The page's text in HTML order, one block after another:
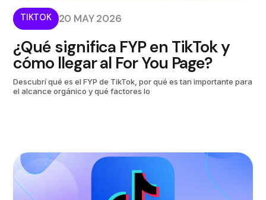
TIKTOK 20 MAY 2026
¿Qué significa FYP en TikTok y
cómo llegar al For You Page?
Descubrí qué es el FYP de TikTok, por qué es tan importante para
el alcance orgánico y qué factores lo